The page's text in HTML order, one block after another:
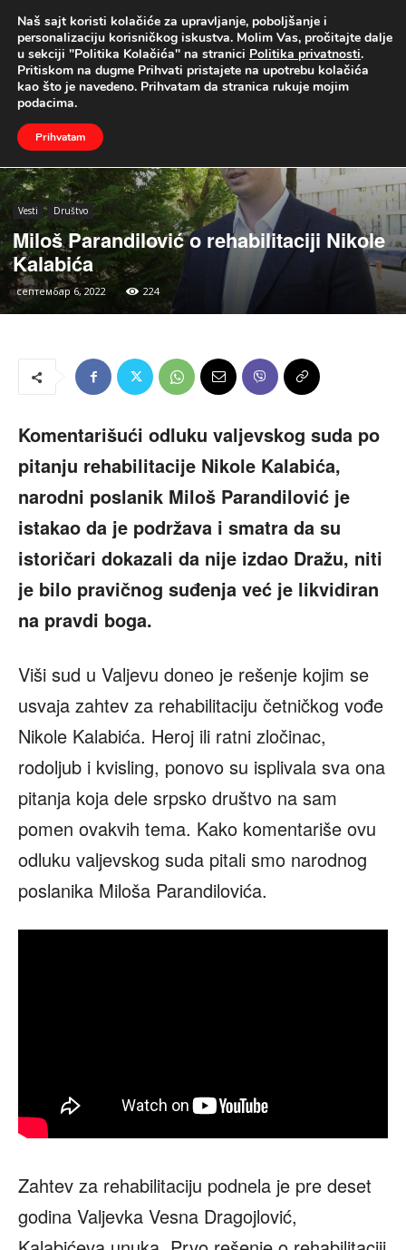
UŽIVO
Naslovna Vesti Društvo
Vesti Društvo
Miloš Parandilović o rehabilitaciji Nikole
Kalabića
септембар 6, 2022 224
Komentarišući odluku valjevskog suda po
pitanju rehabilitacije Nikole Kalabića,
narodni poslanik Miloš Parandilović je
istakao da je podržava i smatra da su
istoričari dokazali da nije izdao Dražu, niti
je bilo pravičnog suđenja već je likvidiran
na pravdi boga.
Viši sud u Valjevu doneo je rešenje kojim se
usvaja zahtev za rehabilitaciju četničkog vođe
Nikole Kalabića. Heroj ili ratni zločinac,
rodoljub i kvisling, ponovo su isplivala sva ona
pitanja koja dele srpsko društvo na sam
pomen ovakvih tema. Kako komentariše ovu
odluku valjevskog suda pitali smo narodnog
poslanika Miloša Parandilovića.
Zahtev za rehabilitaciju podnela je pre deset
godina Valjevka Vesna Dragojlović,
Naš sajt koristi kolačiće za upravljanje, poboljšanje i
personalizaciju korisničkog iskustva. Molim Vas, pročitajte dalje
u sekciji "Politika Kolačića" na stranici Politika privatnosti.
Pritiskom na dugme Prihvati pristajete na upotrebu kolačića
kao što je navedeno. Prihvatam da stranica rukuje mojim
podacima.
Prihvatam